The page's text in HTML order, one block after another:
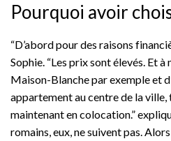
Pourquoi avoir
“D’abord pour des raisons
Sophie. “Les prix sont élevés. Et
Maison-Blanche par exemple et
appartement au centre de la
maintenant en colocation.”
romains, eux, ne suivent pas.